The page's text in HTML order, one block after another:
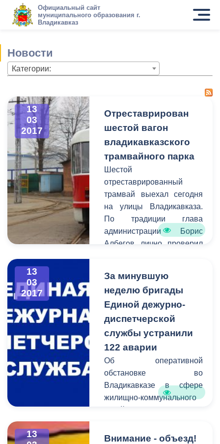
Официальный сайт
муниципального образования г.
Владикавказ
Новости
Категории:
13
03
2017
Отреставрирован
шестой вагон
владикавказского
трамвайного парка
Шестой
отреставрированный
трамвай выехал сегодня
на улицы Владикавказа.
По традиции глава
администрации Борис
Албегов лично проверил
обновленному
трамвайному вагону.
13
03
2017
За минувшую
неделю бригады
Единой дежурно-
диспетчерской
службы устранили
122 аварии
Об оперативной
обстановке во
Владикавказе в сфере
жилищно-коммунального
диспетчерская служба.
13
Внимание - объезд!